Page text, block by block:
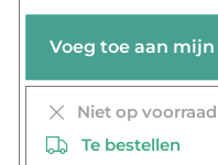
Niet op
Te bestellen